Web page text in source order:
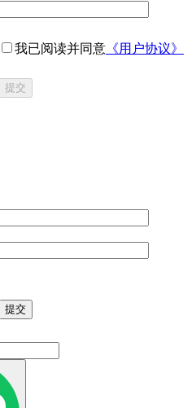
我已阅读并同意 《用户协议》
提交